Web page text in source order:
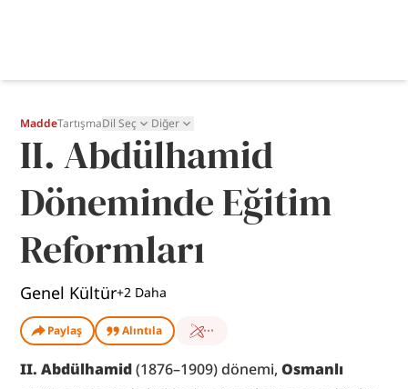
MaddeTartışmaDil Seç Diğer
II. Abdülhamid
Döneminde Eğitim
Reformları
Genel Kültür+2 Daha
Paylaş Alıntıla
II. Abdülhamid (1876–1909) dönemi, Osmanlı